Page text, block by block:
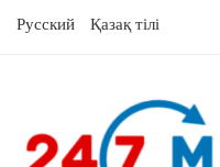
Русский Қазақ тілі